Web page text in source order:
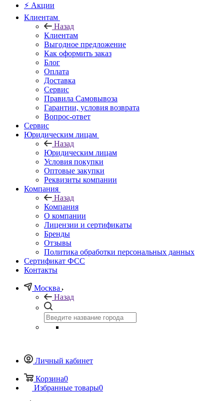
⚡ Акции
Клиентам
Назад
Клиентам
Выгодное предложение
Как оформить заказ
Блог
Оплата
Доставка
Сервис
Правила Самовывоза
Гарантии, условия возврата
Вопрос-ответ
Сервис
Юридическим лицам
Назад
Юридическим лицам
Условия покупки
Оптовые закупки
Реквизиты компании
Компания
Назад
Компания
О компании
Лицензии и сертификаты
Бренды
Отзывы
Политика обработки персональных данных
Сертификат ФСС
Контакты
Москва
Назад
Личный кабинет
Корзина0
Избранные товары0